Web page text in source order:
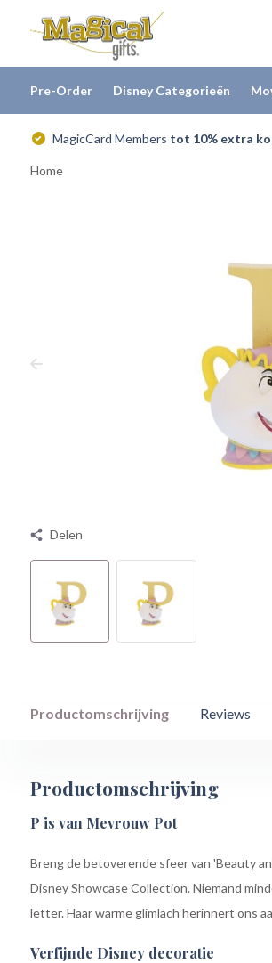
Pre-Order Disney Categorieën
MagicCard Members tot 10% extra
Home
Delen
Productomschrijving Reviews
Productomschrijving
P is van Mevrouw Pot
Breng de betoverende sfeer van 'Beauty
Disney Showcase Collection. Niemand
letter. Haar warme glimlach herinnert ons
Verfijnde Disney decoratie